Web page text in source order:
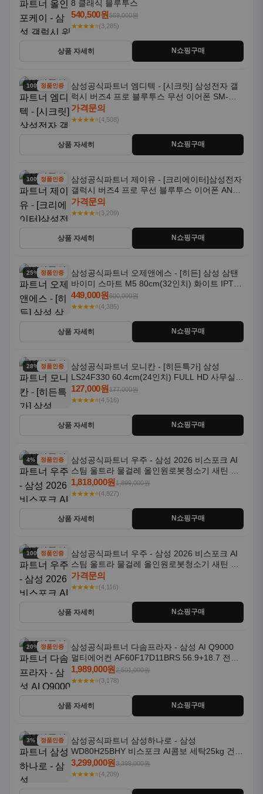
8 클래식 블루투스
540,500원569,000원
★★★★⭐(3,285)
상품 자세히 N쇼핑구매
100% 할인
정품인증
삼성공식파트너 엠디텍 - [시크릿] 삼성전자 갤
럭시 버즈4 프로 블루투스 무선 이어폰 SM-
R640N
가격문의
★★★★⭐(4,508)
상품 자세히 N쇼핑구매
100% 할인
정품인증
삼성공식파트너 제이유 - [크리에이터]삼성전자
갤럭시 버즈4 프로 무선 블루투스 이어폰 ANC
SM-R640N
가격문의
★★★★⭐(3,209)
상품 자세히 N쇼핑구매
25% 할인정품인증
삼성공식파트너 오제앤에스 - [히든] 삼성 삼탠
바이미 스마트 M5 80cm(32인치) 화이트 IPTV
OTT 패키지
449,000원600,000원
★★★★⭐(4,385)
상품 자세히 N쇼핑구매
28% 할인정품인증
삼성공식파트너 모니칸 - [히든특가] 삼성
LS24F330 60.4cm(24인치) FULL HD 사무실/
컴퓨터 모니터
127,000원177,000원
★★★★⭐(4,516)
상품 자세히 N쇼핑구매
4% 할인정품인증
삼성공식파트너 우주 - 삼성 2026 비스포크 AI
스팀 울트라 물걸레 올인원로봇청소기 새틴 그
레이지 AAG
1,818,000원1,899,000원
★★★★⭐(4,827)
상품 자세히 N쇼핑구매
100% 할인
정품인증
삼성공식파트너 우주 - 삼성 2026 비스포크 AI
스팀 울트라 물걸레 올인원로봇청소기 새틴 차
콜 AAH
가격문의
★★★★⭐(4,116)
상품 자세히 N쇼핑구매
20% 할인정품인증
삼성공식파트너 다솜프라자 - 삼성 AI Q9000
멀티에어컨 AF60F17D11BRS 56.9+18.7 전국
기본설치포함
1,989,000원2,501,000원
★★★★⭐(3,178)
상품 자세히 N쇼핑구매
3% 할인정품인증
삼성공식파트너 삼성하나로 - 삼성
WD80H25BHY 비스포크 AI콤보 세탁25kg 건조
18kg 26년형 일체형 1등급
3,299,000원3,399,000원
★★★★⭐(4,209)